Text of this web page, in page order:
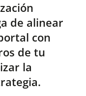
de alinear
con
de tu
la